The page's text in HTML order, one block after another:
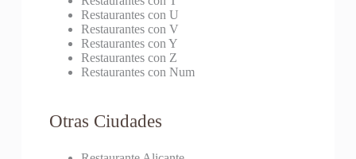
Restaurantes con U
Restaurantes con V
Restaurantes con Y
Restaurantes con Z
Restaurantes con Num
Otras Ciudades